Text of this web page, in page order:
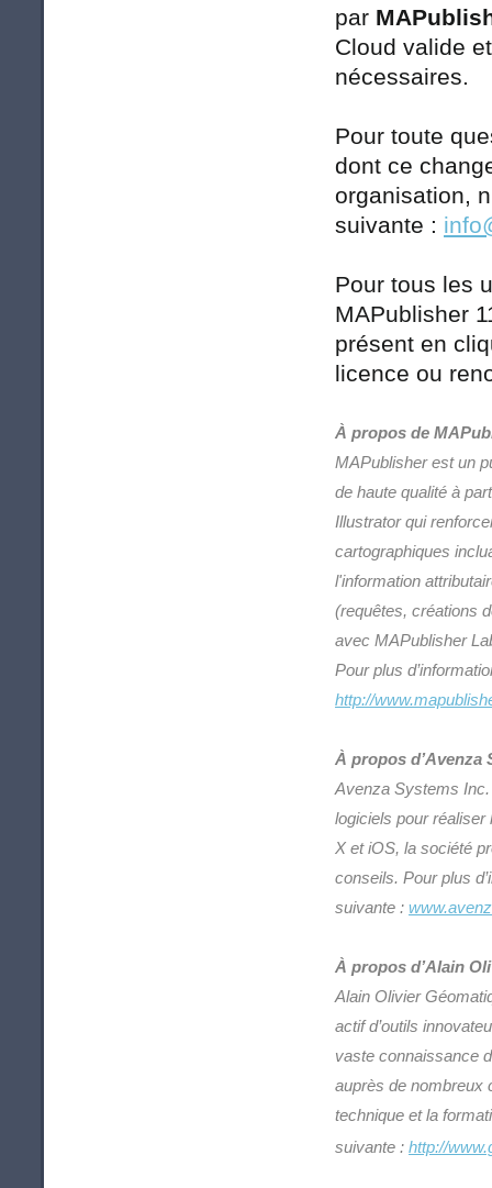
par
Cloud valide
nécessaires.
Pour toute
dont ce
organisation,
suivante :
Pour tous les
MAPublisher
présent en
licence ou
À propos de
MAPublisher est un
de haute qualité à
Illustrator qui
cartographiques
l'information
(requêtes, créations
avec MAPublisher
Pour plus
http://
À propos d’Avenza
Avenza Systems
logiciels pour
X et iOS, la société
conseils. Pour plus
suivante :
À propos d’Alain
Alain Olivier
actif d’outils
vaste connaissance
auprès de nombreux
technique et la
suivante : http://